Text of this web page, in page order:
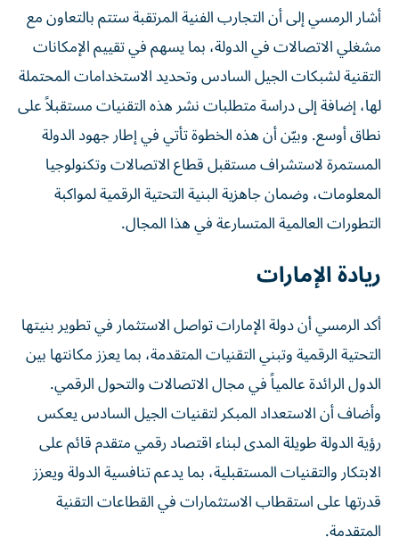
أشار الرمسي إلى أن التجارب الفنية المرتقبة ستتم بالتعاون مع
مشغلي الاتصالات في الدولة، بما يسهم في تقييم الإمكانات
التقنية لشبكات الجيل السادس وتحديد الاستخدامات المحتملة
لها، إضافة إلى دراسة متطلبات نشر هذه التقنيات مستقبلاً على
نطاق أوسع. وبيّن أن هذه الخطوة تأتي في إطار جهود الدولة
المستمرة لاستشراف مستقبل قطاع الاتصالات وتكنولوجيا
المعلومات، وضمان جاهزية البنية التحتية الرقمية لمواكبة
التطورات العالمية المتسارعة في هذا المجال.
ريادة الإمارات
أكد الرمسي أن دولة الإمارات تواصل الاستثمار في تطوير بنيتها
التحتية الرقمية وتبني التقنيات المتقدمة، بما يعزز مكانتها بين
الدول الرائدة عالمياً في مجال الاتصالات والتحول الرقمي.
وأضاف أن الاستعداد المبكر لتقنيات الجيل السادس يعكس
رؤية الدولة طويلة المدى لبناء اقتصاد رقمي متقدم قائم على
الابتكار والتقنيات المستقبلية، بما يدعم تنافسية الدولة ويعزز
قدرتها على استقطاب الاستثمارات في القطاعات التقنية
المتقدمة.